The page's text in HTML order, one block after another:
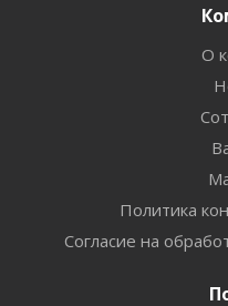
О
Политика
Согласие на